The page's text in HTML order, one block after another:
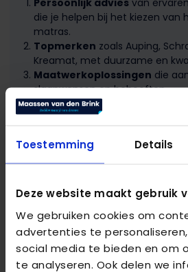
Toestemming Details
Deze website maakt gebruik
We gebruiken cookies om
advertenties te
social media te bieden en om
te analyseren. Ook delen we
Persoonlijk advies van
die je helpen bij het kiezen
matras.
Topmerken zoals Auping,
Kreamat, met duurzame en
Maatwerkoplossingen die
slaapwensen en behoeften.
Proefliggenin onze
zekerheid jouw keuze maakt.
zorgeloos kunt genieten van je
kunnen helpen bij het vinden van
Apeldoorn.